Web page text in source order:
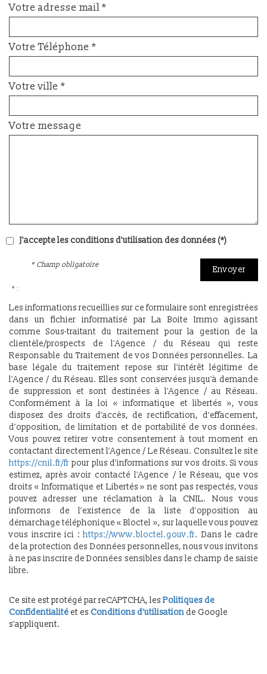
Votre adresse mail *
Votre Téléphone *
Votre ville *
Votre message
J'accepte les conditions d'utilisation des données (*)
Envoyer
* Champ obligatoire
* :
Les informations recueillies sur ce formulaire sont enregistrées
dans un fichier informatisé par La Boite Immo agissant
comme Sous-traitant du traitement pour la gestion de la
clientèle/prospects de l'Agence / du Réseau qui reste
Responsable du Traitement de vos Données personnelles. La
base légale du traitement repose sur l'intérêt légitime de
l'Agence / du Réseau. Elles sont conservées jusqu'à demande
de suppression et sont destinées à l'Agence / au Réseau.
Conformément à la loi « informatique et libertés », vous
disposez des droits d’accès, de rectification, d’effacement,
d’opposition, de limitation et de portabilité de vos données.
Vous pouvez retirer votre consentement à tout moment en
contactant directement l’Agence / Le Réseau. Consultez le site
https://cnil.fr/fr pour plus d’informations sur vos droits. Si vous
estimez, après avoir contacté l'Agence / le Réseau, que vos
droits « Informatique et Libertés » ne sont pas respectés, vous
pouvez adresser une réclamation à la CNIL. Nous vous
informons de l’existence de la liste d'opposition au
démarchage téléphonique « Bloctel », sur laquelle vous pouvez
vous inscrire ici :https://www.bloctel.gouv.fr. Dans le cadre
de la protection des Données personnelles, nous vous invitons
à ne pas inscrire de Données sensibles dans le champ de saisie
libre.
Ce site est protégé par reCAPTCHA, les Politiques de
Confidentialité et es Conditions d'utilisationde Google
s'appliquent.